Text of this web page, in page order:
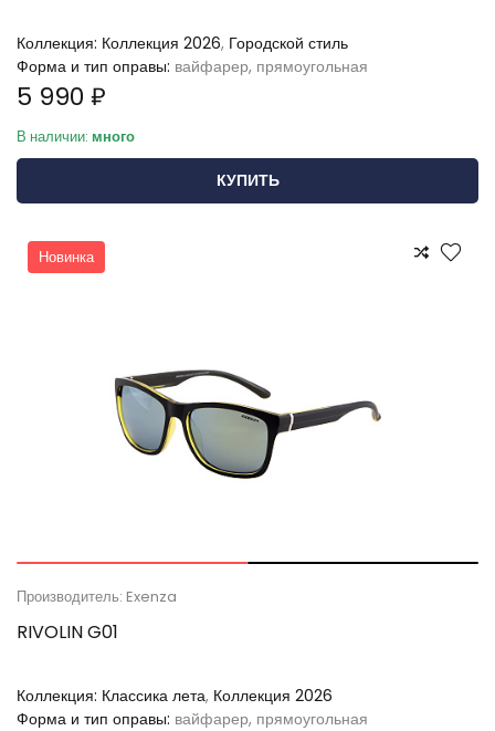
Коллекция: Коллекция 2026, Городской стиль
Форма и тип оправы: вайфарер, прямоугольная
5 990 ₽
В наличии: много
КУПИТЬ
Новинка
Производитель: Exenza
RIVOLIN G01
Коллекция: Классика лета, Коллекция 2026
Форма и тип оправы: вайфарер, прямоугольная